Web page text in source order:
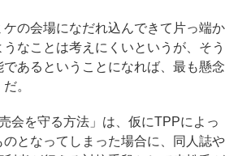
の会場になだれ込んできて片っ端か
なことは考えにくいというが、そう
あるということになれば、最も懸念
。
会を守る方法」は、仮にTPPによっ
となってしまった場合に、同人誌や